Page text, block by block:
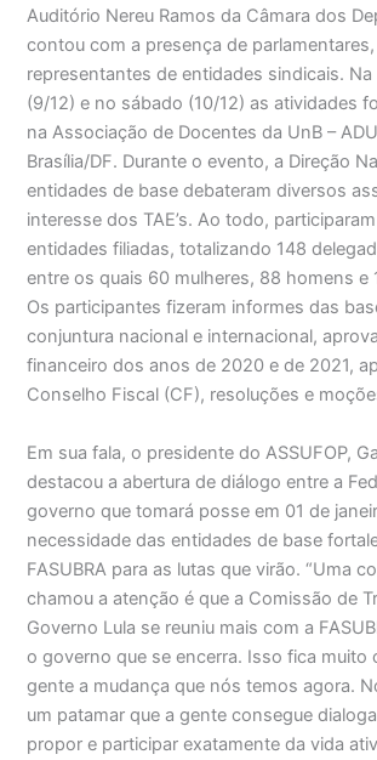
Auditório Nereu Ramos da Câmara dos
contou com a presença de
representantes de entidades sindicais.
(9/12) e no sábado (10/12) as atividades
na Associação de Docentes da UnB –
Brasília/DF. Durante o evento, a Direção
entidades de base debateram diversos
interesse dos TAE’s. Ao todo,
entidades filiadas, totalizando 148
entre os quais 60 mulheres, 88 homens e
Os participantes fizeram informes das
conjuntura nacional e internacional,
financeiro dos anos de 2020 e de 2021,
Conselho Fiscal (CF), resoluções e
Em sua fala, o presidente do ASSUFOP,
destacou a abertura de diálogo entre a
governo que tomará posse em 01 de
necessidade das entidades de base
FASUBRA para as lutas que virão. “Uma
chamou a atenção é que a Comissão de
Governo Lula se reuniu mais com a
o governo que se encerra. Isso fica muito
gente a mudança que nós temos agora.
um patamar que a gente consegue
propor e participar exatamente da vida